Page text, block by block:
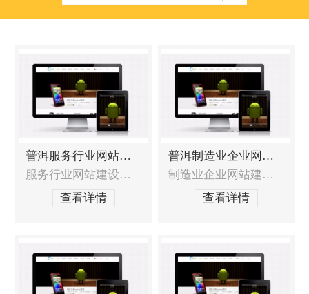
人才招聘
联系我们
城市分站
普洱服务行业网站建设
服务行业网站建设的特殊需求 如何定位网站类型、服务重点、目标客户？如何在展示服务的同时更好的展现出品牌价值，提升企业在客户心中的印象？如何将服务与互动体验相结合，提升客户体验度？如何充分展现服务品质和综合实力，从而引起客户兴趣，产生共鸣，增加信任？如何才能更快地获得更多的客户和商机？ 服务行业网站建设解决方案
查看详情
普洱制造业企业网站建设
制造业企业网站建设的重点需求如何让客户产生信赖感？如何让网站的凸显价值？如何让网站即具有设计品质，又能直接明了的展现企业特色？如何展示产品并让客户快速找到他想要的产品？如何让更多的潜在客户找到您？能否进行长期运营维护？制造业企业网站建设解决方案制造业企业的建站解决方案是在以往制造业企业网站建设的丰厚经验基础上，加以提炼
查看详情